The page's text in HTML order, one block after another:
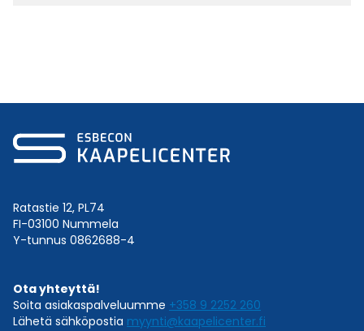
Ratastie 12, PL74
FI-03100 Nummela
Y-tunnus 0862688-4
Ota yhteyttä!
Soita asiakaspalveluumme +358 9 2252 260
Lähetä sähköpostia myynti@kaapelicenter.fi